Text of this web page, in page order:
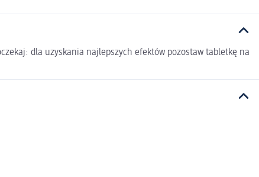
dla uzyskania najlepszych efektów pozostaw tabletkę na